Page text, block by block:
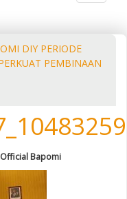
DIY PERIODE
PEMBINAAN
Official Bapomi